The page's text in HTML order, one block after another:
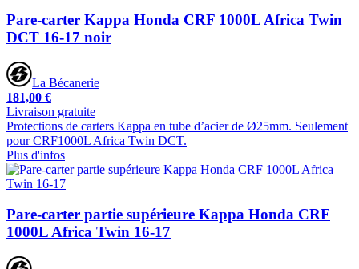
Pare-carter Kappa Honda CRF 1000L Africa Twin
DCT 16-17 noir
La Bécanerie
181,00 €
Livraison gratuite
Protections de carters Kappa en tube d’acier de Ø25mm. Seulement
pour CRF1000L Africa Twin DCT.
Plus d'infos
Pare-carter partie supérieure Kappa Honda CRF
1000L Africa Twin 16-17